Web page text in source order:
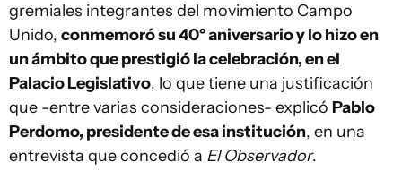
gremiales integrantes del movimiento Campo
Unido, conmemoró su 40º aniversario y lo hizo en
un ámbito que prestigió la celebración, en el
Palacio Legislativo, lo que tiene una justificación
que -entre varias consideraciones- explicó Pablo
Perdomo, presidente de esa institución, en una
entrevista que concedió a El Observador.